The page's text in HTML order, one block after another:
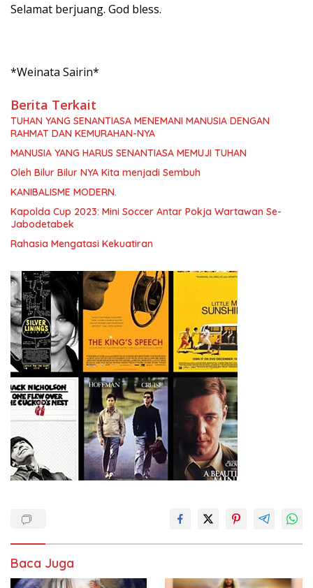
Selamat berjuang. God bless.
*Weinata Sairin*
Berita Terkait
TUHAN YANG SENANTIASA MENEMANI MANUSIA DENGAN
RAHMAT DAN KEMURAHAN-NYA
MANUSIA YANG HARUS SENANTIASA MEMUJI TUHAN
Oleh Bilur Bilur NYA Kita menjadi Sembuh
KANIBALISME MODERN.
Kapolda Cup 2023: Mini Soccer Antar Pokja Wartawan Se-
Jabodetabek
Rahasia Mengatasi Kekuatiran
Baca Juga